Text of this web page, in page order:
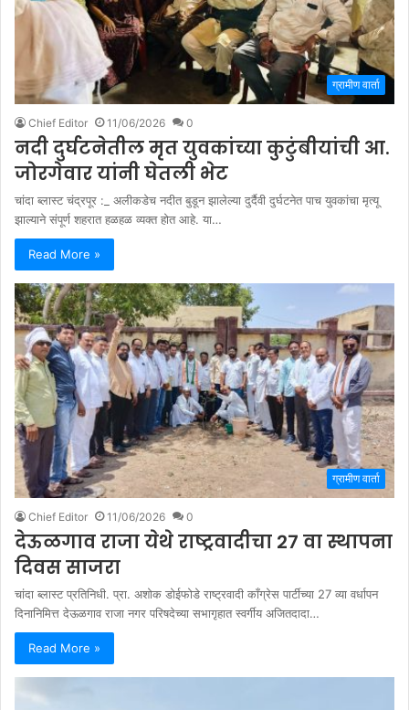
ग्रामीण वार्ता
Chief Editor 11/06/2026 0
नदी दुर्घटनेतील मृत युवकांच्या कुटुंबीयांची आ.
जोरगेवार यांनी घेतली भेट
चांदा ब्लास्ट चंद्रपूर :_ अलीकडेच नदीत बुडून झालेल्या दुर्दैवी दुर्घटनेत पाच युवकांचा मृत्यू
झाल्याने संपूर्ण शहरात हळहळ व्यक्त होत आहे. या…
Read More »
ग्रामीण वार्ता
Chief Editor 11/06/2026 0
देऊळगाव राजा येथे राष्ट्रवादीचा 27 वा स्थापना
दिवस साजरा
चांदा ब्लास्ट प्रतिनिधी. प्रा. अशोक डोईफोडे राष्ट्रवादी काँग्रेस पार्टीच्या 27 व्या वर्धापन
दिनानिमित्त देऊळगाव राजा नगर परिषदेच्या सभागृहात स्वर्गीय अजितदादा…
Read More »